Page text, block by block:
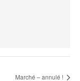
Marché – annulé !